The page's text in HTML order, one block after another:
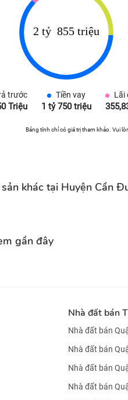
trước
Triệu
Tiền vay
1 tỷ 750 triệu
Lãi
Bảng tính chỉ có giá trị tham khảo. Vui
khác tại Huyện Cần
gần đây
Nhà đất bán
Nhà đất bán
Nhà đất bán
Nhà đất bán
Nhà đất bán